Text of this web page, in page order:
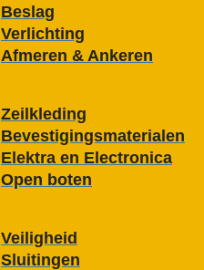
Beslag
Verlichting
Afmeren & Ankeren
Zeilkleding
Bevestigings­­materialen
Elektra en Electronica
Open boten
Veiligheid
Sluitingen